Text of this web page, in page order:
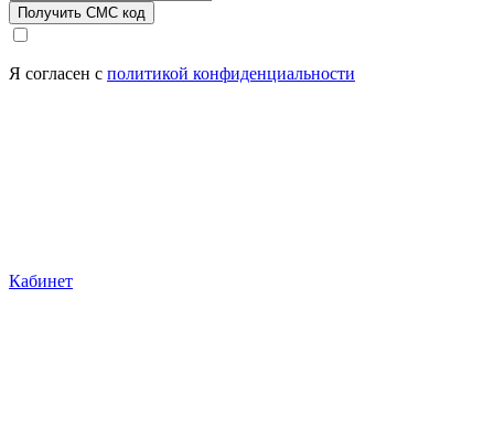
Получить СМС код
Я согласен с политикой конфиденциальности
Кабинет